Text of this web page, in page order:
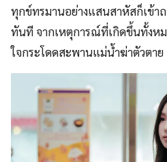
ทุกข์ทรมานอย่างแสนสาหัสก็เข้า
ทันที จากเหตุการณ์ที่เกิดขึ้นทั้งห
ใจกระโดดสะพานแม่น้ำฆ่าตัวตาย